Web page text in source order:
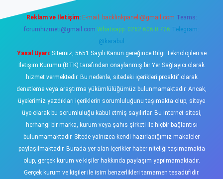
Reklam ve İletişim: E-mail: backlinkpaneli@gmail.com Teams:
forumhizmeti@gmail.com Whatsapp: 0262 606 0 726 Telegram:
@karabul
Yasal Uyarı:Sitemiz, 5651 Sayılı Kanun gereğince Bilgi Teknolojileri ve
İletişim Kurumu (BTK) tarafından onaylanmış bir Yer Sağlayıcı olarak
hizmet vermektedir. Bu nedenle, sitedeki içerikleri proaktif olarak
denetleme veya araştırma yükümlülüğümüz bulunmamaktadır. Ancak,
üyelerimiz yazdıkları içeriklerin sorumluluğunu taşımakta olup, siteye
üye olarak bu sorumluluğu kabul etmiş sayılırlar. Bu internet sitesi,
herhangi bir marka, kurum veya şahıs şirketi ile hiçbir bağlantısı
bulunmamaktadır. Sitede yalnızca kendi hazırladığımız makaleler
paylaşılmaktadır. Burada yer alan içerikler haber niteliği taşımamakta
olup, gerçek kurum ve kişiler hakkında paylaşım yapılmamaktadır.
Gerçek kurum ve kişiler ile isim benzerlikleri tamamen tesadüfidir.